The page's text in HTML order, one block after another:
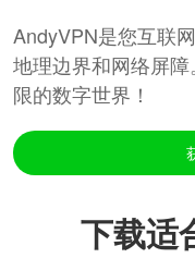
AndyVPN是您互联
地理边界和网络屏
限的数字世界！
下载适